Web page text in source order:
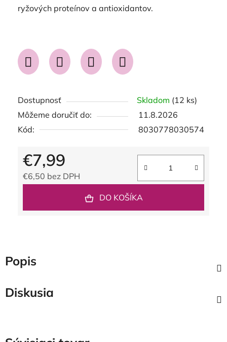
ryžových proteínov a antioxidantov.
Dostupnosť Skladom (12 ks)
Môžeme doručiť do:
11.8.2026
Kód:
8030778030574
€7,99
€6,50 bez DPH
DO KOŠÍKA
Popis
Diskusia